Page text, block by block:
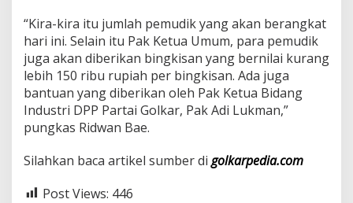
B
e
n
g
k
u
l
u
“Kira-kira itu jumlah pemudik yang akan berangkat
hari ini. Selain itu Pak Ketua Umum, para pemudik
juga akan diberikan bingkisan yang bernilai kurang
lebih 150 ribu rupiah per bingkisan. Ada juga
bantuan yang diberikan oleh Pak Ketua Bidang
Industri DPP Partai Golkar, Pak Adi Lukman,”
pungkas Ridwan Bae.
Silahkan baca artikel sumber di golkarpedia.com
Post Views: 446